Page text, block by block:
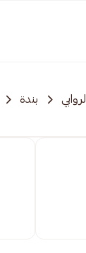
الروابي بندة